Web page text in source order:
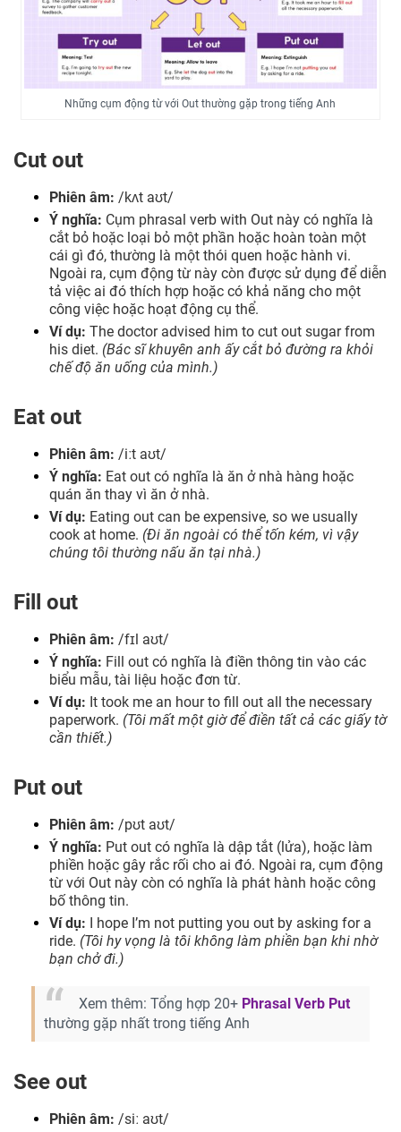
Những cụm động từ với Out thường gặp trong tiếng Anh
Cut out
Phiên âm: /kʌt aʊt/
Ý nghĩa: Cụm phrasal verb with Out này có nghĩa là
cắt bỏ hoặc loại bỏ một phần hoặc hoàn toàn một
cái gì đó, thường là một thói quen hoặc hành vi.
Ngoài ra, cụm động từ này còn được sử dụng để diễn
tả việc ai đó thích hợp hoặc có khả năng cho một
công việc hoặc hoạt động cụ thể.
Ví dụ: The doctor advised him to cut out sugar from
his diet. (Bác sĩ khuyên anh ấy cắt bỏ đường ra khỏi
chế độ ăn uống của mình.)
Eat out
Phiên âm: /iːt aʊt/
Ý nghĩa: Eat out có nghĩa là ăn ở nhà hàng hoặc
quán ăn thay vì ăn ở nhà.
Ví dụ: Eating out can be expensive, so we usually
cook at home. (Đi ăn ngoài có thể tốn kém, vì vậy
chúng tôi thường nấu ăn tại nhà.)
Fill out
Phiên âm: /fɪl aʊt/
Ý nghĩa: Fill out có nghĩa là điền thông tin vào các
biểu mẫu, tài liệu hoặc đơn từ.
Ví dụ: It took me an hour to fill out all the necessary
paperwork. (Tôi mất một giờ để điền tất cả các giấy tờ
cần thiết.)
Put out
Phiên âm: /pʊt aʊt/
Ý nghĩa: Put out có nghĩa là dập tắt (lửa), hoặc làm
phiền hoặc gây rắc rối cho ai đó. Ngoài ra, cụm động
từ với Out này còn có nghĩa là phát hành hoặc công
bố thông tin.
Ví dụ: I hope I’m not putting you out by asking for a
ride. (Tôi hy vọng là tôi không làm phiền bạn khi nhờ
bạn chở đi.)
Xem thêm: Tổng hợp 20+ Phrasal Verb Put
thường gặp nhất trong tiếng Anh
See out
Phiên âm: /siː aʊt/